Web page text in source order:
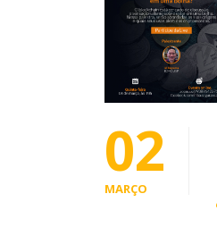
02
MARÇO